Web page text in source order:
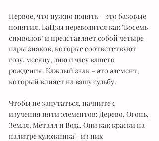
Первое, что нужно понять – это базовые
понятия. БаЦзы переводится как "Восемь
символов" и представляет собой четыре
пары знаков, которые соответствуют
году, месяцу, дню и часу вашего
рождения. Каждый знак – это элемент,
который влияет на вашу судьбу.
Чтобы не запутаться, начните с
изучения пяти элементов: Дерево, Огонь,
Земля, Металл и Вода. Они как краски на
палитре художника – из них